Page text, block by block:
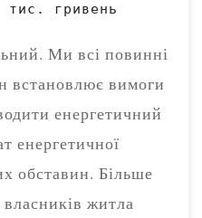
Ми всі повинні
встановлює вимоги
енергетичний
енергетичної
обставин. Більше
власників житла